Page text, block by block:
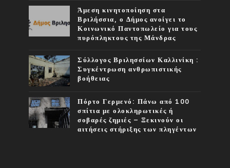
Άμεση κινητοποίηση στα
Βριλήσσια, ο Δήμος ανοίγει το
Κοινωνικό Παντοπωλείο για τους
πυρόπληκτους της Μάνδρας
Σύλλογος Βριλησσίων Καλλινίκη :
Συγκέντρωση ανθρωπιστικής
βοήθειας
Πόρτο Γερμενό: Πάνω από 100
σπίτια με ολοκληρωτικές ή
σοβαρές ζημιές – Ξεκινούν οι
αιτήσεις στήριξης των πληγέντων